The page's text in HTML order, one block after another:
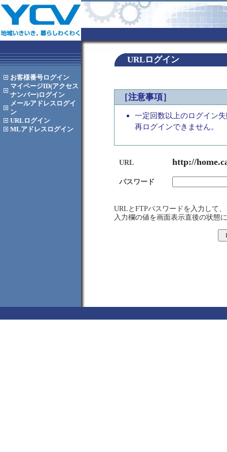
お客様番号ログイン
マイページID(アクセス
ナンバー)ログイン
メールアドレス ログイ
ン
URL ログイン
MLアドレス ログイン
URLログイン
［注意事項］
一定回数以上のログイン
再ログインできません。
URL http://
パスワード
URLとFTPパスワードを入力して
入力欄の値を画面表示直後の状態